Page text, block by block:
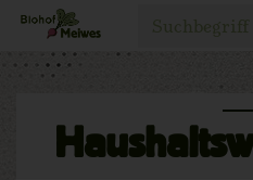
Produkt